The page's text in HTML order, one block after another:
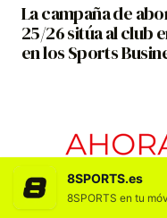
La campaña de
25/26 sitúa al club
en los Sports
8SPORTS.es
8SPORTS en tu